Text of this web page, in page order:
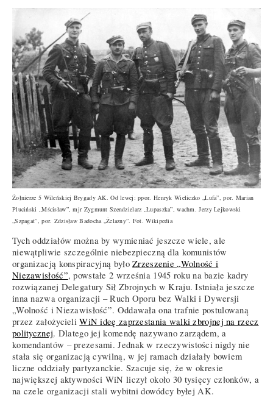
Żołnierze 5 Wileńskiej Brygady AK. Od lewej: ppor. Henryk Wieliczko „Lufa”, por. Marian
Pluciński „Mścisław”, mjr Zygmunt Szendzielarz „Łupaszka”, wachm. Jerzy Lejkowski
„Szpagat”, por. Zdzisław Badocha „Żelazny”. Fot. Wikipedia
Tych oddziałów można by wymieniać jeszcze wiele, ale
niewątpliwie szczególnie niebezpieczną dla komunistów
organizacją konspiracyjną byłoZrzeszenie „Wolność i
Niezawisłość”, powstałe 2 września 1945 roku na bazie kadry
rozwiązanej Delegatury Sił Zbrojnych w Kraju. Istniała jeszcze
inna nazwa organizacji – Ruch Oporu bez Walki i Dywersji
„Wolność i Niezawisłość”. Oddawała ona trafnie postulowaną
przez założycieliWiN ideę zaprzestania walki zbrojnej na rzecz
politycznej. Dlatego jej komendę nazywano zarządem, a
komendantów – prezesami. Jednak w rzeczywistości nigdy nie
stała się organizacją cywilną, w jej ramach działały bowiem
liczne oddziały partyzanckie. Szacuje się, że w okresie
największej aktywności WiN liczył około 30 tysięcy członków, a
na czele organizacji stali wybitni dowódcy byłej AK.